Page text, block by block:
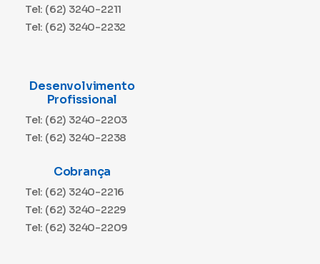
Tel: (62) 3240-2211
Tel: (62) 3240-2232
Desenvolvimento
Profissional
Tel: (62) 3240-2203
Tel: (62) 3240-2238
Cobrança
Tel: (62) 3240-2216
Tel: (62) 3240-2229
Tel: (62) 3240-2209